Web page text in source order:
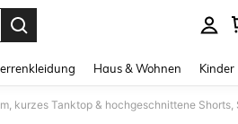
Haus & Wohnen Kinder